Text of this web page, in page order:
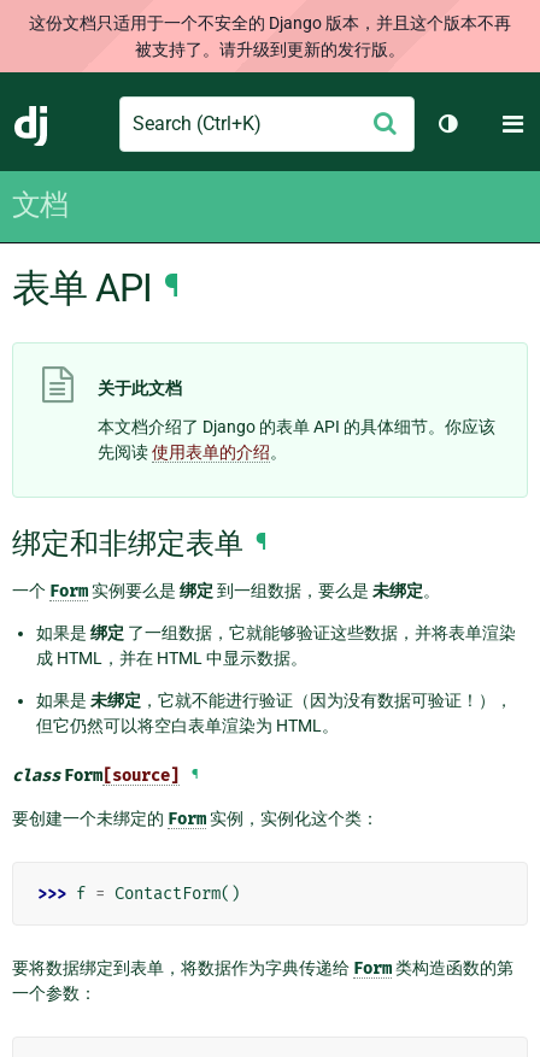
这份文档只适用于一个不安全的 Django 版本，并且这个版本不再
被支持了。请升级到更新的发行版。
Django
Search
交
切换主题
文档
表单 API ¶
关于此文档
本文档介绍了 Django 的表单 API 的具体细节。你应该
先阅读使用表单的介绍。
绑定和非绑定表单 ¶
一个 Form实例要么是 绑定 到一组数据，要么是 未绑定。
如果是 绑定 了一组数据，它就能够验证这些数据，并将表单渲染
成 HTML，并在 HTML 中显示数据。
如果是 未绑定 ，它就不能进行验证（因为没有数据可验证！），
但它仍然可以将空白表单渲染为 HTML。
class Form [source] ¶
要创建一个未绑定的 Form实例，实例化这个类：
>>> f = ContactForm()
要将数据绑定到表单，将数据作为字典传递给 Form类构造函数的第
一个参数：